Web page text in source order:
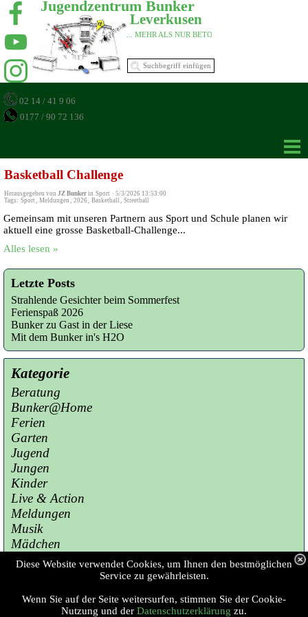
Jugendzentrum Bunker
... MEHR ALS NUR BETON
02 14 / 41 9 06
0177 / 90 72 136
Leverkusen
Basketball Challenge
Herausgegeben von JZ Bunker in Sport · 5/3/2026 13:53:00
Tags: Sport , Meldungen , 2026 , Basketball , Streetball
Gemeinsam mit unseren Partnern aus Sport und Schule planen wir
aktuell eine grosse Basketball-Challenge...
Alles lesen »
Letzte Posts
Strahlende Gesichter beim Sommerfest
Ferienspaß 2026
Bunker zu Gast in der Liese
Mit dem Bunker in's H2O
Kategorie
Beratung
Bunker@Home
Ferien
Garten
Jugend
Jungen
Kinder
Live & Action
Meldungen
Musik
Mädchen
Presse
Copyright © 2023 Jugendzentrum Bunker
Diese Website verwendet Cookies, um Ihnen den bestmöglichen
Service zu gewährleisten.
Wenn Sie auf der Seite weitersurfen, stimmen Sie der Cookie-
Nutzung und der Datenschutzerklärung zu.